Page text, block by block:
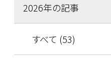
2026年の記事
すべて (53)